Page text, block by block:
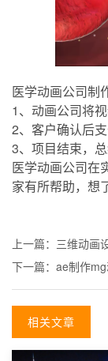
医学动画公司制
1、动画公司将
2、客户确认后
3、项目结束，
医学动画公司在
家有所帮助，想
上一篇： 三维动画
下一篇： ae制作
相关文章